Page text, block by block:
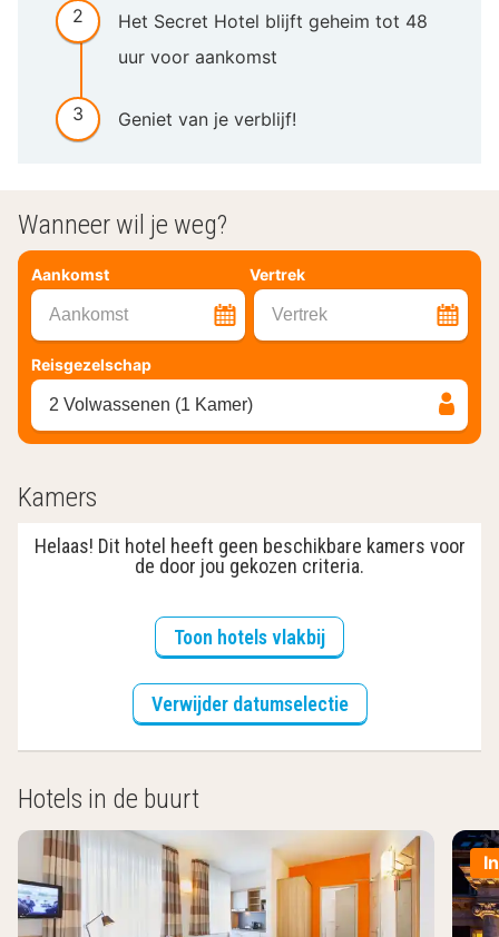
Het Secret Hotel blijft geheim tot 48
uur voor aankomst
Geniet van je verblijf!
Wanneer wil je weg?
Aankomst Vertrek
Aankomst Vertrek
Reisgezelschap
2 Volwassenen (1 Kamer)
Kamers
Helaas! Dit hotel heeft geen beschikbare kamers voor
de door jou gekozen criteria.
Toon hotels vlakbij
Verwijder datumselectie
Hotels in de buurt